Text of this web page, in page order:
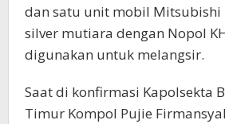
dan satu unit mobil Mitsubishi
silver mutiara dengan Nopol
digunakan untuk melangsir.
Saat di konfirmasi Kapolsekta
Timur Kompol Pujie